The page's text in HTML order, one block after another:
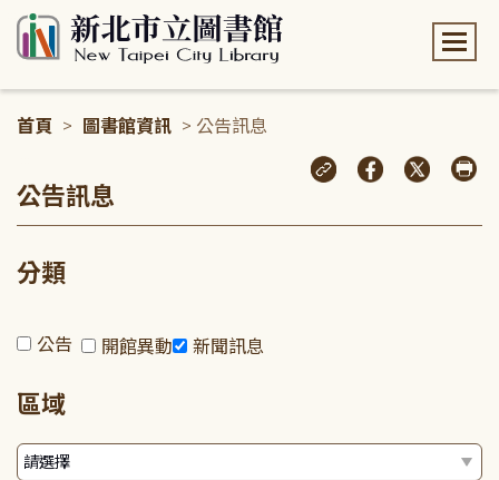
首頁 > 圖書館資訊 > 公告訊息
公告訊息
分類
公告 開館異動 新聞訊息
區域